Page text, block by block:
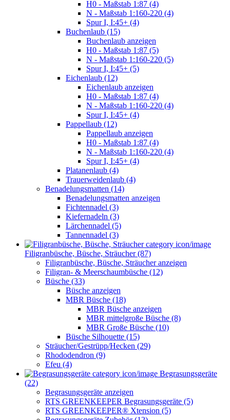
H0 - Maßstab 1:87 (4)
N - Maßstab 1:160-220 (4)
Spur I, I:45+ (4)
Buchenlaub (15)
Buchenlaub anzeigen
H0 - Maßstab 1:87 (5)
N - Maßstab 1:160-220 (5)
Spur I, I:45+ (5)
Eichenlaub (12)
Eichenlaub anzeigen
H0 - Maßstab 1:87 (4)
N - Maßstab 1:160-220 (4)
Spur I, I:45+ (4)
Pappellaub (12)
Pappellaub anzeigen
H0 - Maßstab 1:87 (4)
N - Maßstab 1:160-220 (4)
Spur I, I:45+ (4)
Platanenlaub (4)
Trauerweidenlaub (4)
Benadelungsmatten (14)
Benadelungsmatten anzeigen
Fichtennadel (3)
Kiefernadeln (3)
Lärchennadel (5)
Tannennadel (3)
Filigranbüsche, Büsche, Sträucher (87)
Filigranbüsche, Büsche, Sträucher anzeigen
Filigran- & Meerschaumbüsche (12)
Büsche (33)
Büsche anzeigen
MBR Büsche (18)
MBR Büsche anzeigen
MBR mittelgroße Büsche (8)
MBR Große Büsche (10)
Büsche Silhouette (15)
Sträucher/Gestrüpp/Hecken (29)
Rhododendron (9)
Efeu (4)
Begrasungsgeräte
(22)
Begrasungsgeräte anzeigen
RTS GREENKEEPER Begrasungsgeräte (5)
RTS GREENKEEPER® Xtension (5)